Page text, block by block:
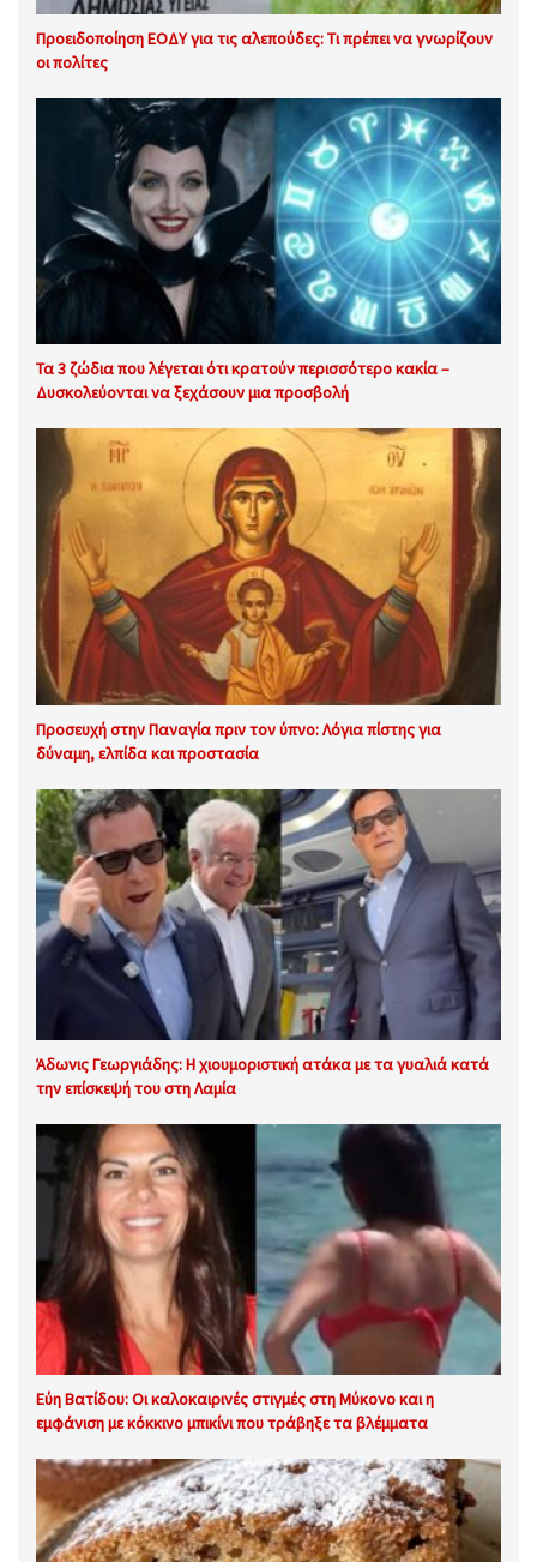
Προειδοποίηση ΕΟΔΥ για τις αλεπούδες: Τι πρέπει να γνωρίζουν
οι πολίτες
Τα 3 ζώδια που λέγεται ότι κρατούν περισσότερο κακία –
Δυσκολεύονται να ξεχάσουν μια προσβολή
Προσευχή στην Παναγία πριν τον ύπνο: Λόγια πίστης για
δύναμη, ελπίδα και προστασία
Άδωνις Γεωργιάδης: Η χιουμοριστική ατάκα με τα γυαλιά κατά
την επίσκεψή του στη Λαμία
Εύη Βατίδου: Οι καλοκαιρινές στιγμές στη Μύκονο και η
εμφάνιση με κόκκινο μπικίνι που τράβηξε τα βλέμματα